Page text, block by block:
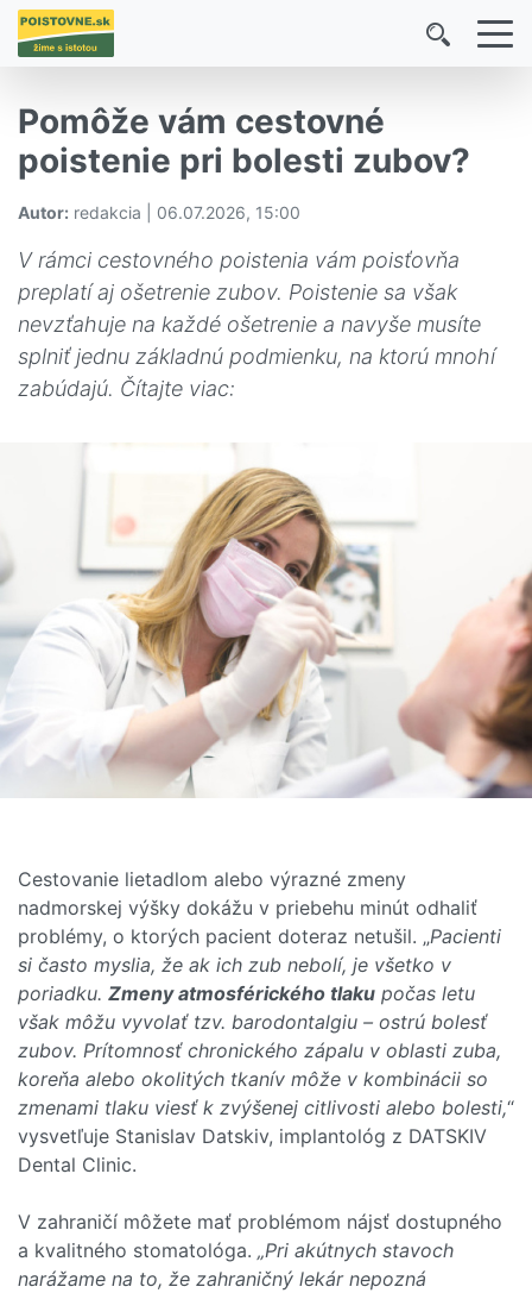
Pomôže vám cestovné
poistenie pri bolesti zubov?
Autor: redakcia | 06.07.2026, 15:00
V rámci cestovného poistenia vám poisťovňa
preplatí aj ošetrenie zubov. Poistenie sa však
nevzťahuje na každé ošetrenie a navyše musíte
splniť jednu základnú podmienku, na ktorú mnohí
zabúdajú. Čítajte viac:
Cestovanie lietadlom alebo výrazné zmeny
nadmorskej výšky dokážu v priebehu minút odhaliť
problémy, o ktorých pacient doteraz netušil. „Pacienti
si často myslia, že ak ich zub nebolí, je všetko v
poriadku. Zmeny atmosférického tlaku počas letu
však môžu vyvolať tzv. barodontalgiu – ostrú bolesť
zubov. Prítomnosť chronického zápalu v oblasti zuba,
koreňa alebo okolitých tkanív môže v kombinácii so
zmenami tlaku viesť k zvýšenej citlivosti alebo bolesti,“
vysvetľuje Stanislav Datskiv, implantológ z DATSKIV
Dental Clinic.
V zahraničí môžete mať problémom nájsť dostupného
a kvalitného stomatológa. „Pri akútnych stavoch
narážame na to, že zahraničný lekár nepozná